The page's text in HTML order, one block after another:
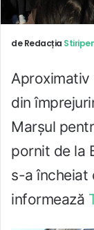
de Redacția
Aproximativ
din
Marșul
pornit de la
s-a încheiat
informează